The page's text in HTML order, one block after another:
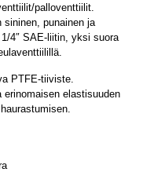
palloventtiilit.
punainen ja
4″ SAE-liitin, yksi suora
PTFE-tiiviste.
elastisuuden